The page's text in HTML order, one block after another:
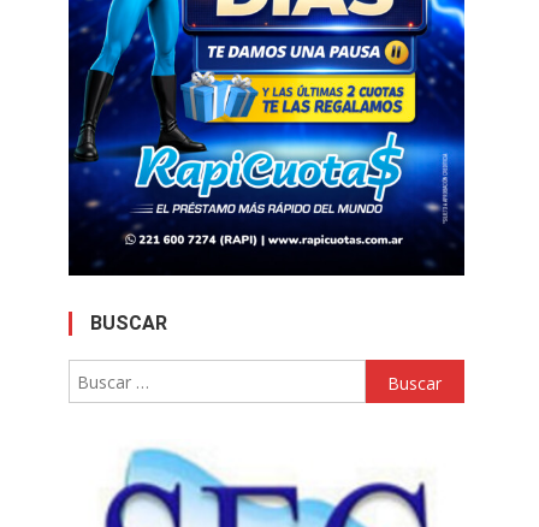
BUSCAR
Buscar: